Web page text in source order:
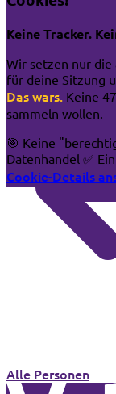
Keine Tracker.
Wir setzen nur die
für deine Sitzung
Das wars. Keine
sammeln wollen.
🎯 Keine
Datenhandel ✅
Cookie-Details
Stellvertretung
Alle Personen